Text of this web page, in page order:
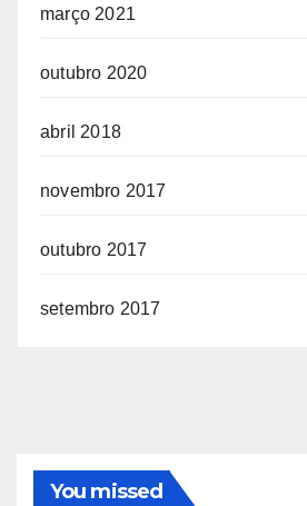
março 2021
outubro 2020
abril 2018
novembro 2017
outubro 2017
setembro 2017
You missed